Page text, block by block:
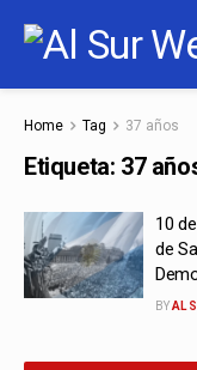
Home Tag 37 años
Etiqueta: 37
10
de
BYAL